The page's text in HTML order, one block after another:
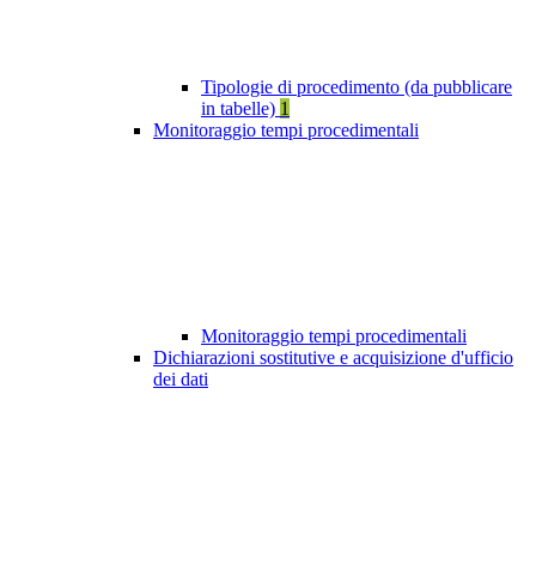
Tipologie di procedimento (da pubblicare
in tabelle) 1
Monitoraggio tempi procedimentali
Monitoraggio tempi procedimentali
Dichiarazioni sostitutive e acquisizione d'ufficio
dei dati